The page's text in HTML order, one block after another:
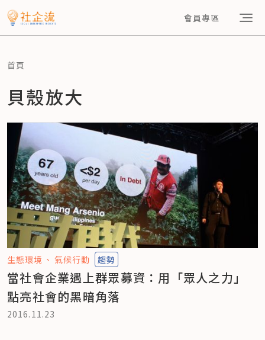
會員專區
首頁
貝殼放大
生態環境 氣候行動 趨勢
當社會企業遇上群眾募資：用「眾人之力」
點亮社會的黑暗角落
2016.11.23